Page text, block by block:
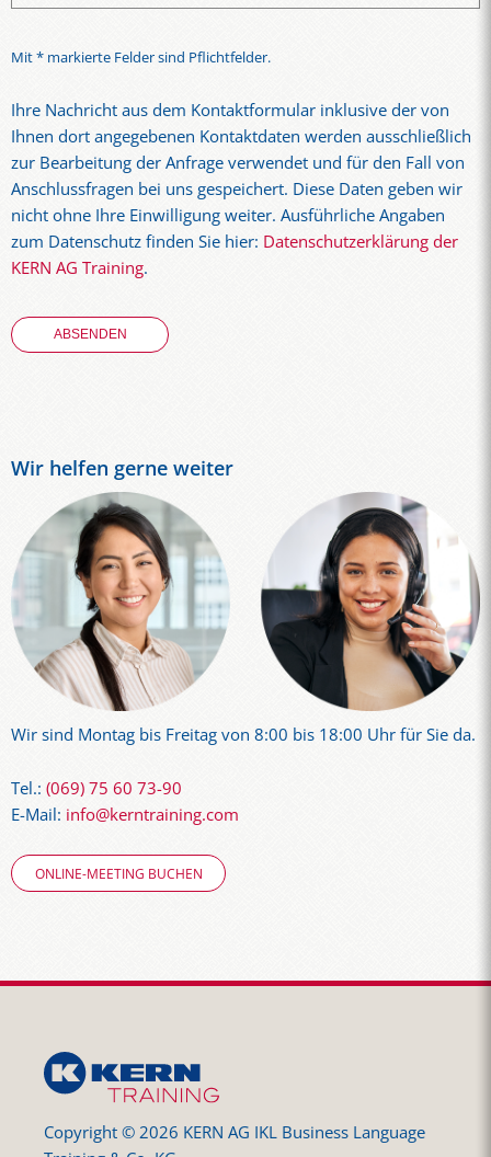
Mit * markierte Felder sind Pflichtfelder.
Ihre Nachricht aus dem Kontaktformular inklusive der von
Ihnen dort angegebenen Kontaktdaten werden ausschließlich
zur Bearbeitung der Anfrage verwendet und für den Fall von
Anschlussfragen bei uns gespeichert. Diese Daten geben wir
nicht ohne Ihre Einwilligung weiter. Ausführliche Angaben
zum Datenschutz finden Sie hier: Datenschutzerklärung der
KERN AG Training.
Wir helfen gerne weiter
Wir sind Montag bis Freitag von 8:00 bis 18:00 Uhr für Sie da.
Tel.: (069) 75 60 73-90
E-Mail: info@kerntraining.com
ONLINE-MEETING BUCHEN
Copyright © 2026 KERN AG IKL Business Language